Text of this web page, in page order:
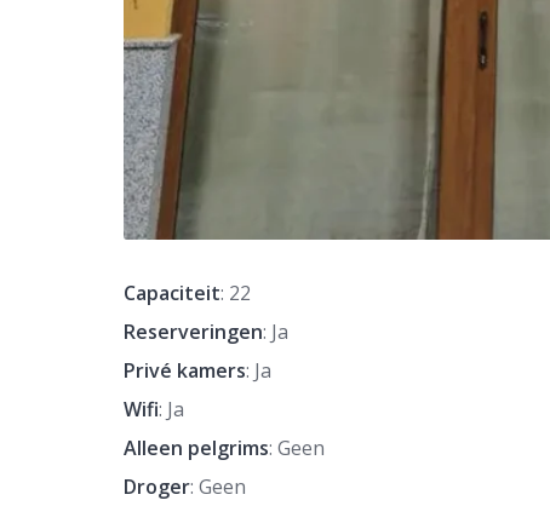
Capaciteit: 22
Reserveringen: Ja
Privé kamers: Ja
Wifi: Ja
Alleen pelgrims: Geen
Droger: Geen